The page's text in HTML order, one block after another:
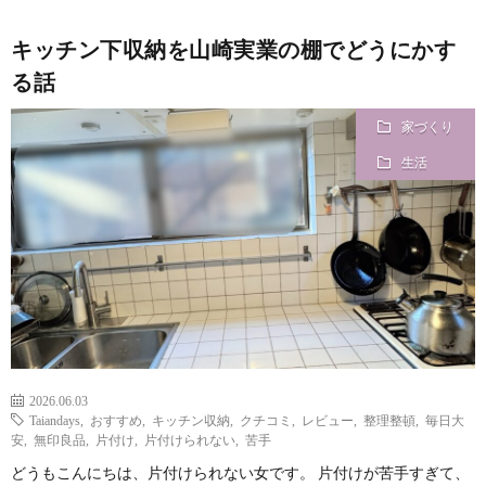
キッチン下収納を山崎実業の棚でどうにかす
る話
家づくり
生活
2026.06.03
Taiandays
おすすめ キッチン収納 クチコミ レビュー 整理整頓
毎日大
安
無印良品 片付け 片付けられない 苦手
どうもこんにちは、片付けられない女です。 片付けが苦手すぎて、